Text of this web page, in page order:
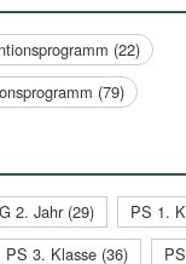
(22)
(79)
2. Jahr (29)
PS 1.
PS 3. Klasse (36)